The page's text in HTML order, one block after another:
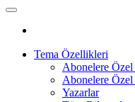
Tema Özellikleri
Abonelere Özel
Abonelere Özel
Yazarlar